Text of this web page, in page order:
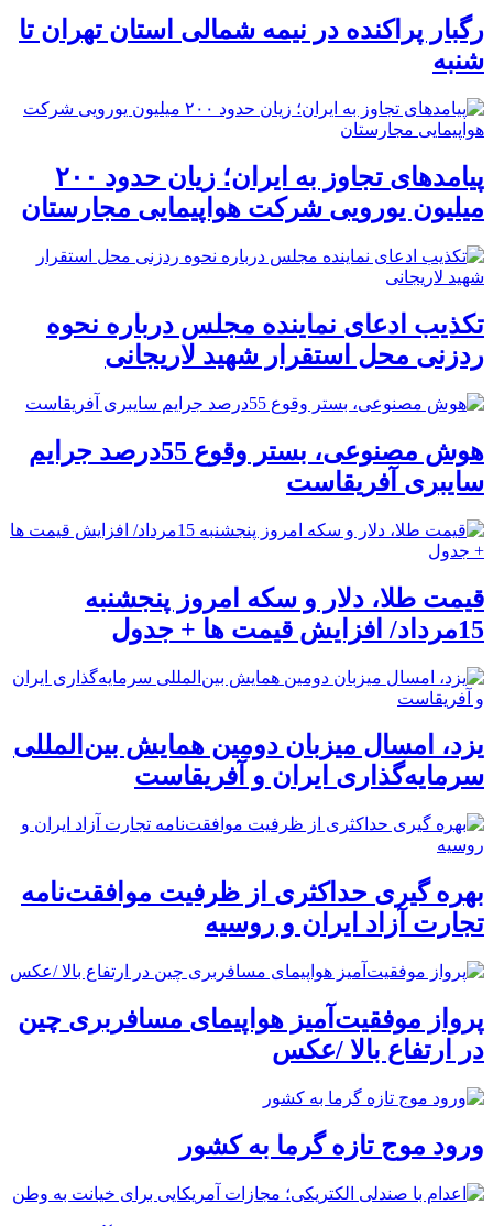
رگبار پراکنده در نیمه شمالی استان تهران تا
شنبه
پیامدهای تجاوز به ایران؛ زیان حدود ۲۰۰
میلیون یورویی شرکت هواپیمایی مجارستان
تکذیب ادعای نماینده مجلس درباره نحوه
ردزنی محل استقرار شهید لاریجانی
هوش مصنوعی، بستر وقوع 55درصد جرایم
سایبری آفریقاست
قیمت طلا، دلار و سکه امروز پنجشنبه
15مرداد/ افزایش قیمت ها + جدول
یزد، امسال میزبان دومین همایش بین‌المللی
سرمایه‌گذاری ایران و آفریقاست
بهره گیری حداکثری از ظرفیت موافقت‌نامه
تجارت آزاد ایران و روسیه
پرواز موفقیت‌آمیز هواپیمای مسافربری چین
در ارتفاع بالا /عکس
ورود موج تازه گرما به کشور